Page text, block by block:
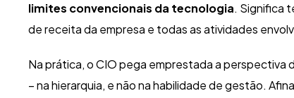
limites convencionais da tecnologia. Significa
de receita da empresa e todas as atividades
Na prática, o CIO pega emprestada a
– na hierarquia, e não na habilidade de gestão.